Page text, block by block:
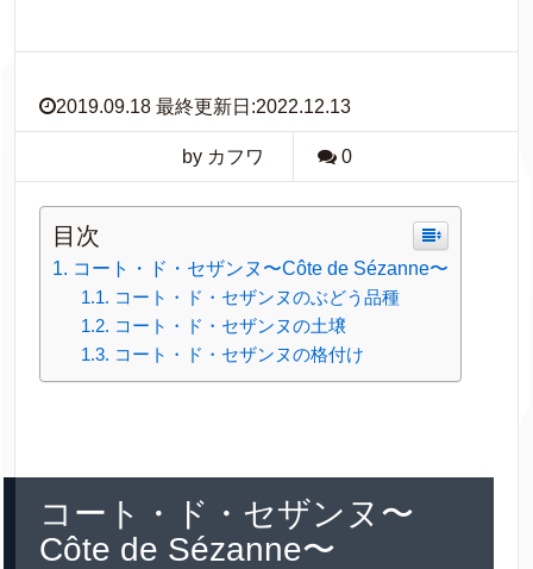
2019.09.18 最終更新日:2022.12.13
by カフワ 0
目次
コート・ド・セザンヌ〜Côte de Sézanne〜
コート・ド・セザンヌのぶどう品種
コート・ド・セザンヌの土壌
コート・ド・セザンヌの格付け
コート・ド・セザンヌ〜
Côte de Sézanne〜